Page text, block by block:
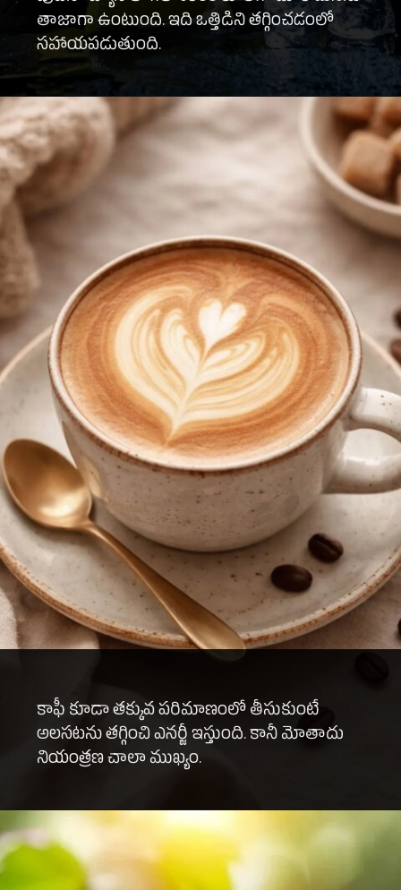
తాజాగా ఉంటుంది. ఇది ఒత్తిడిని తగ్గించడంలో
సహాయపడుతుంది.
కాఫీ కూడా తక్కువ పరిమాణంలో తీసుకుంటే
అలసటను తగ్గించి ఎనర్జీ ఇస్తుంది. కానీ మోతాదు
నియంత్రణ చాలా ముఖ్యం.